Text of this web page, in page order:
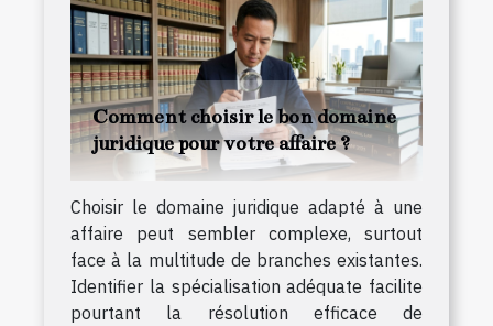
Comment choisir le bon domaine
juridique pour votre affaire ?
Choisir le domaine juridique adapté à une
affaire peut sembler complexe, surtout
face à la multitude de branches existantes.
Identifier la spécialisation adéquate facilite
pourtant la résolution efficace de